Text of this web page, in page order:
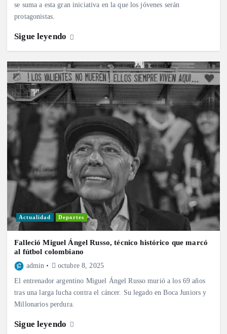
se suma a esta gran iniciativa en la que los jóvenes serán
protagonistas.
Sigue leyendo
Actualidad Deportes
Falleció Miguel Ángel Russo, técnico histórico que marcó
al fútbol colombiano
admin octubre 8, 2025
El entrenador argentino Miguel Ángel Russo murió a los 69 años
tras una larga lucha contra el cáncer. Su legado en Boca Juniors y
Millonarios perdura.
Sigue leyendo